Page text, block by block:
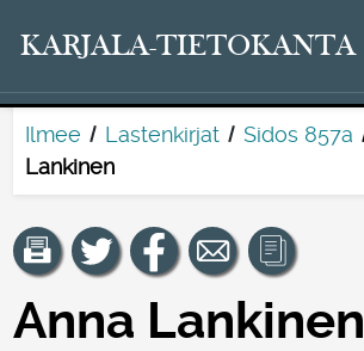
KARJALA-TIETOKANTA
Ilmee Lastenkirjat Sidos 857a
Lankinen
Anna Lankinen